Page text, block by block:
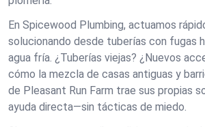
En Spicewood Plumbing, actuamos
solucionando desde tuberías con fugas
agua fría. ¿Tuberías viejas? ¿Nuevos
cómo la mezcla de casas antiguas y
de Pleasant Run Farm trae sus propias
ayuda directa—sin tácticas de miedo.